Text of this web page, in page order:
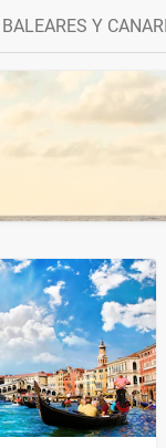
BALEARES Y